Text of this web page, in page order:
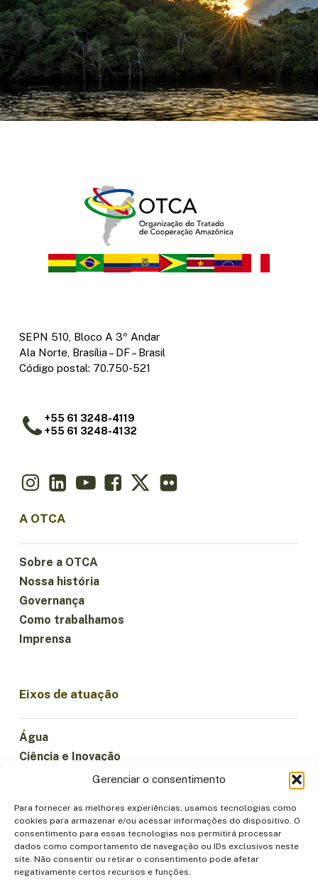
Gerenciar o consentimento
Para fornecer as melhores experiências, usamos tecnologias como
cookies para armazenar e/ou acessar informações do dispositivo. O
consentimento para essas tecnologias nos permitirá processar
dados como comportamento de navegação ou IDs exclusivos neste
site. Não consentir ou retirar o consentimento pode afetar
negativamente certos recursos e funções.
SEPN 510, Bloco A 3º Andar
Ala Norte, Brasília – DF – Brasil
Código postal: 70.750-521
+55 61 3248-4119
+55 61 3248-4132
A OTCA
Sobre a OTCA
Nossa história
Governança
Como trabalhamos
Imprensa
Eixos de atuação
Água
Ciência e Inovação
Florestas e Biodiversidade
Institucionalidade
Participação
Povos Indígenas